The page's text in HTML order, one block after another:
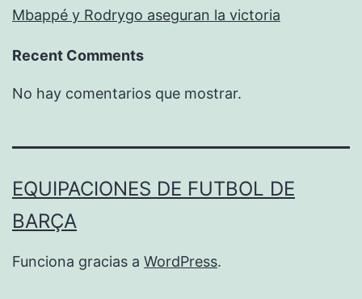
Mbappé y Rodrygo aseguran la victoria
Recent Comments
No hay comentarios que mostrar.
EQUIPACIONES DE FUTBOL DE
BARÇA
Funciona gracias a WordPress.